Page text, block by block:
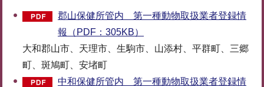
郡山保健所管内 第一種動物取扱業者登録情
報（PDF：305KB）
大和郡山市、天理市、生駒市、山添村、平群町、三郷
町、斑鳩町、安堵町
中和保健所管内 第一種動物取扱業者登録情